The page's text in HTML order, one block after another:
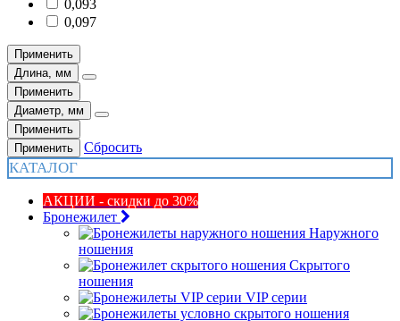
0,093
0,097
Применить
Длина, мм
Применить
Диаметр, мм
Применить
Применить
Сбросить
КАТАЛОГ
АКЦИИ - скидки до 30%
Бронежилет
Наружного
ношения
Скрытого
ношения
VIP серии